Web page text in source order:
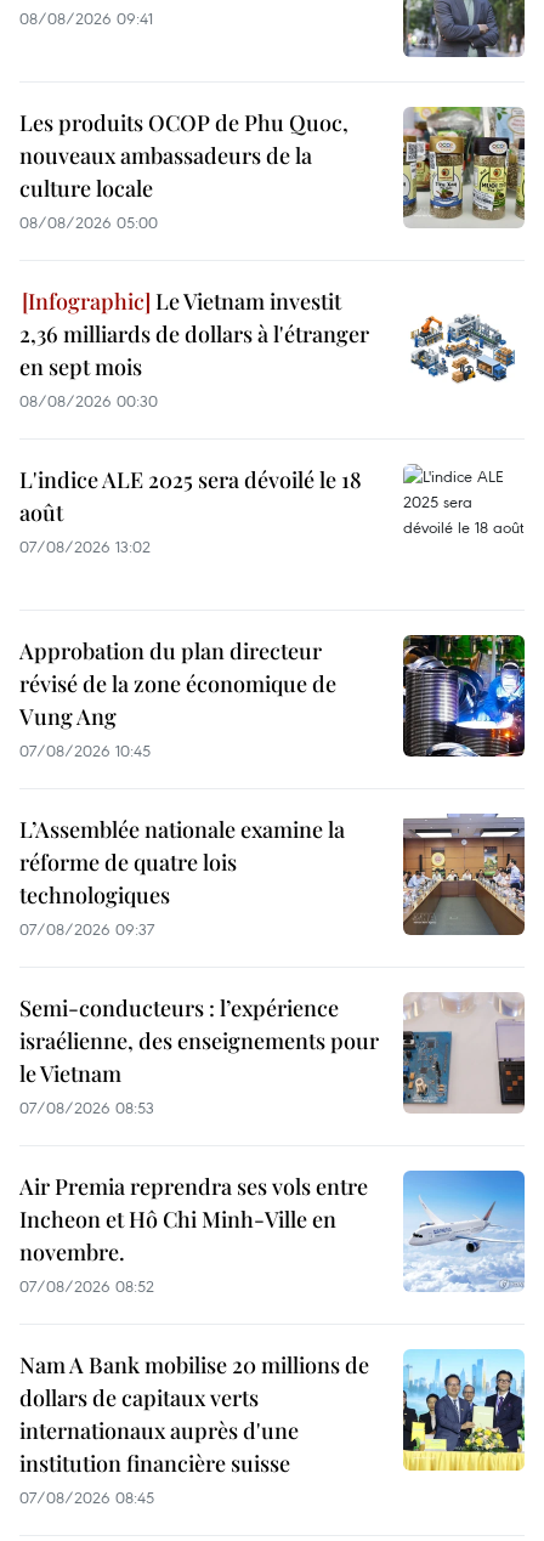
08/08/2026 09:41
Les produits OCOP de Phu Quoc,
nouveaux ambassadeurs de la
culture locale
08/08/2026 05:00
Le Vietnam investit
2,36 milliards de dollars à l'étranger
en sept mois
08/08/2026 00:30
L'indice ALE 2025 sera dévoilé le 18
août
07/08/2026 13:02
Approbation du plan directeur
révisé de la zone économique de
Vung Ang
07/08/2026 10:45
L’Assemblée nationale examine la
réforme de quatre lois
technologiques
07/08/2026 09:37
Semi-conducteurs : l’expérience
israélienne, des enseignements pour
le Vietnam
07/08/2026 08:53
Air Premia reprendra ses vols entre
Incheon et Hô Chi Minh-Ville en
novembre.
07/08/2026 08:52
Nam A Bank mobilise 20 millions de
dollars de capitaux verts
internationaux auprès d'une
institution financière suisse
07/08/2026 08:45